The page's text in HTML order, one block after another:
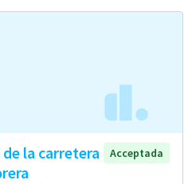
la carretera
Acceptada